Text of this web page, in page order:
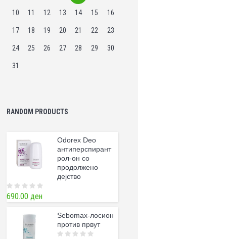
10 11 12 13 14 15 16
17 18 19 20 21 22 23
24 25 26 27 28 29 30
31
RANDOM PRODUCTS
Odorex Deo
антиперспирант
рол-он со
продолжено
дејство
0
o
690.00 ден
Sebomax-лосион
против првут